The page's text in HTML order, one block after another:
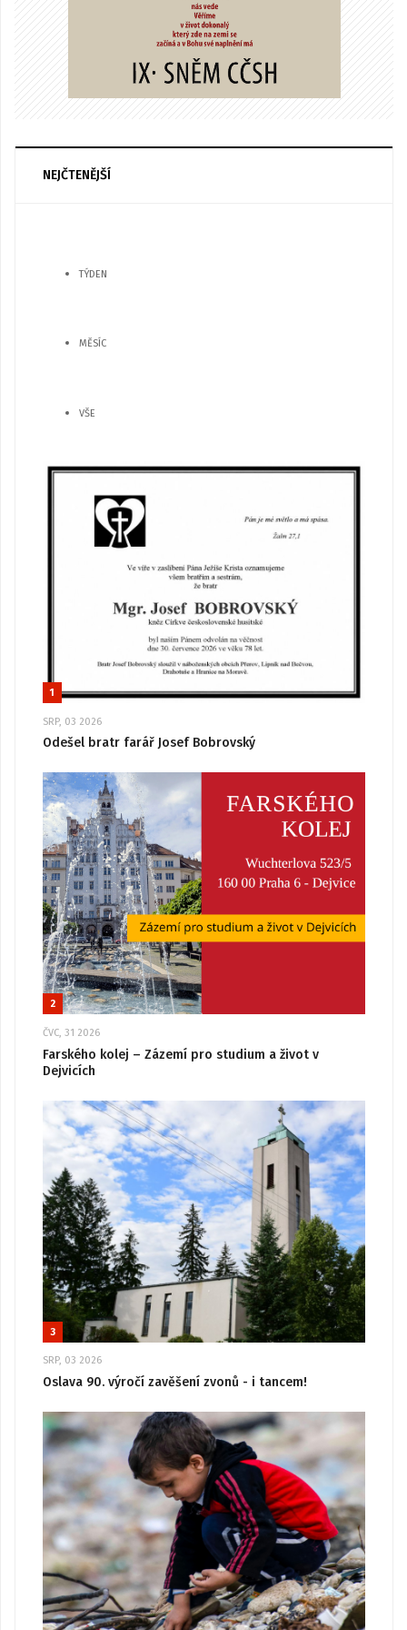
NEJČTENĚJŠÍ
TÝDEN
MĚSÍC
VŠE
1
SRP, 03 2026
Odešel bratr farář Josef Bobrovský
2
ČVC, 31 2026
Farského kolej – Zázemí pro studium a život v
Dejvicích
3
SRP, 03 2026
Oslava 90. výročí zavěšení zvonů - i tancem!